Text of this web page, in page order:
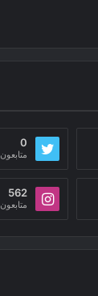
0
متابعون
562
متابعون